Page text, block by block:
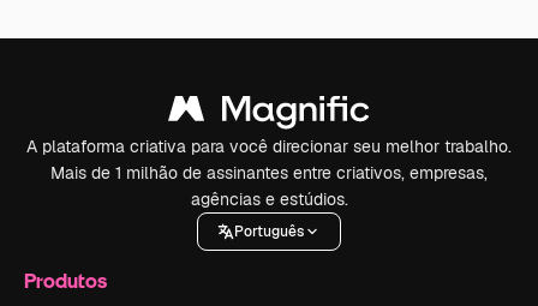
A plataforma criativa para você direcionar seu melhor trabalho.
Mais de 1 milhão de assinantes entre criativos, empresas,
agências e estúdios.
Português
Produtos